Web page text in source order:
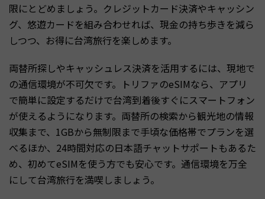
限にとどめましょう。クレジットカード決済やキャッシン
グ、悠遊カードを組み合わせれば、現金の持ち歩きを減ら
しつつ、お得に台湾旅行を楽しめます。
両替所探しやキャッシュレス決済を活用するには、現地で
の通信環境が不可欠です。トリファのeSIMなら、アプリ
で簡単に設定するだけで台湾到着後すぐにスマートフォン
が使えるようになります。両替所の検索から観光地の情報
収集まで、1GBから無制限まで手頃な価格帯でプランを選
べるほか、24時間対応の日本語チャットサポートもあるた
め、初めてeSIMを使う方でも安心です。通信環境を万全
にして台湾旅行を満喫しましょう。